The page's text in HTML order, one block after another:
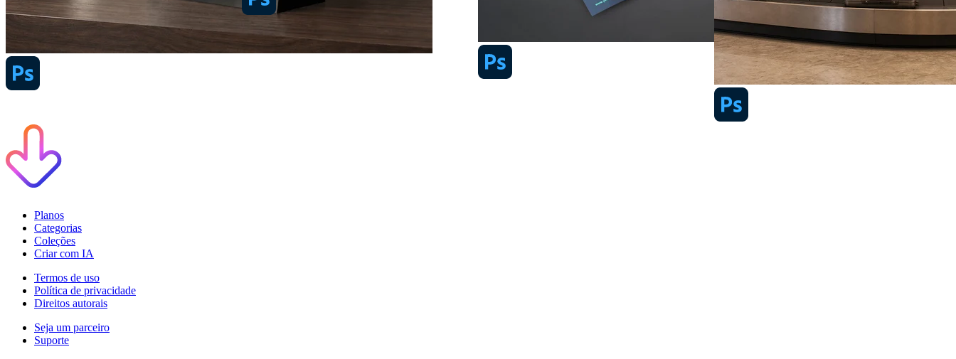
Planos
Categorias
Coleções
Criar com IA
Termos de uso
Política de privacidade
Direitos autorais
Seja um parceiro
Suporte